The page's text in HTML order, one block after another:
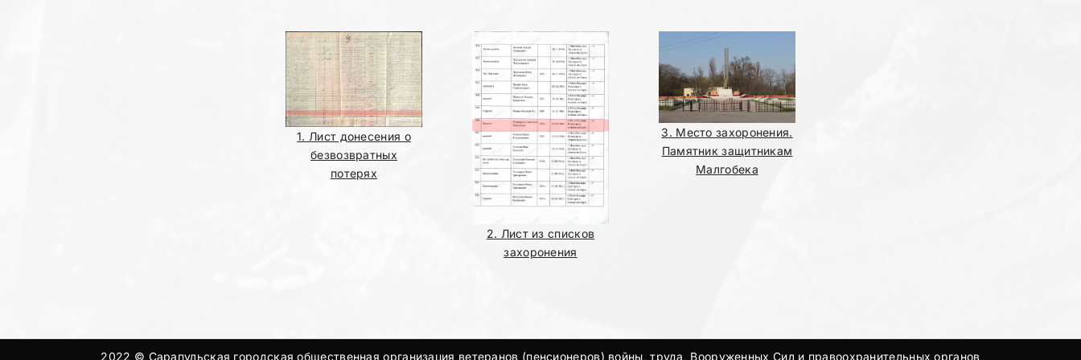
1. Лист донесения о
безвозвратных
потерях
2. Лист из списков
захоронения
3. Место захоронения.
Памятник защитникам
Малгобека
2022 © Сарапульская городская общественная организация ветеранов (пенсионеров) войны, труда, Вооруженных Сил и правоохранительных органов